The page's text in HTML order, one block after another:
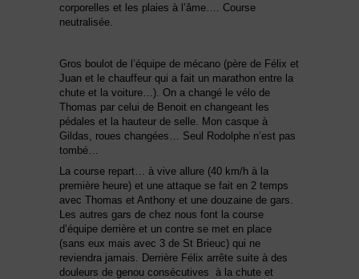
corporelles et les plaies à l’âme…. Course
neutralisée.
Gros boulot de l’équipe de mécano (père de Félix et
Juan et le chauffeur qui a fait un marathon entre la
chute et la voiture…). On a changé le vélo de
Thomas par celui de Benoit en changeant les
pédales et la hauteur de selle. Mon casque à
Gildas, roues changées… Seul Rodolphe n’est pas
tombé…
La course repart… à vive allure (40 km/h à la
première heure) et une attaque se fait en 2 temps
avec Thomas et Anthony et une douzaine de gars.
Les autres gars de chez nous font la course
d’équipe derrière et un contre se met en place
(sans eux mais avec 3 de St Brieuc) qui ne
reviendra jamais. Derrière Félix arrête suite à des
douleurs de genou consécutives à la chute et